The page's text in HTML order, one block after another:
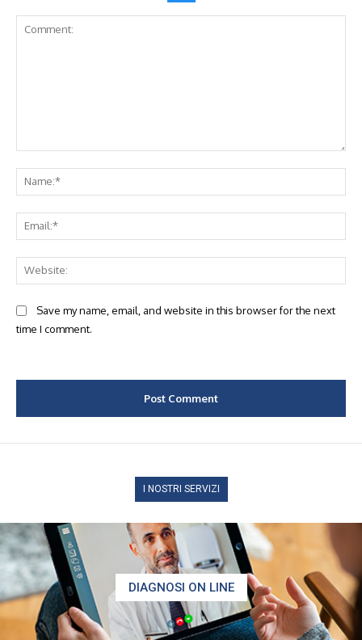
Save my name, email, and website in this browser for the next
time I comment.
I NOSTRI SERVIZI
DIAGNOSI ON LINE